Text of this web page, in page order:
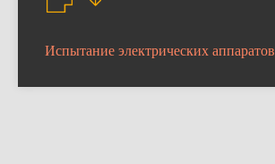
Испытание электрических аппаратов